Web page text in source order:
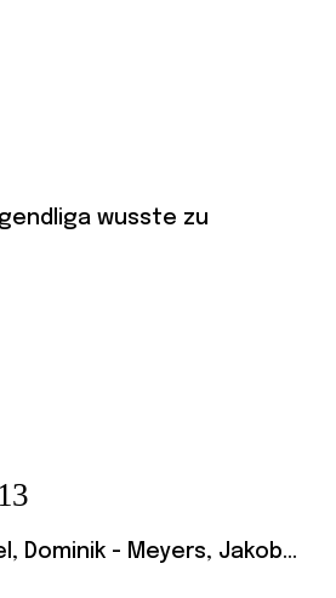
wusste zu
Dominik - Meyers, Jakob...